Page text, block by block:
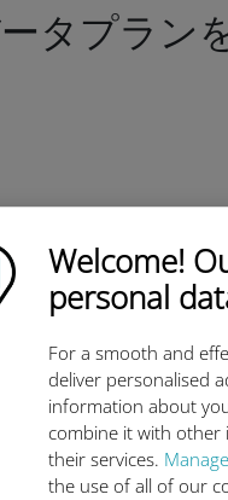
Welcome!
personal
For a smooth and
deliver personalised
information about
combine it with
their services.
the use of all of our
タプラン
選ぶ
コードを
う！